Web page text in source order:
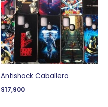
Antishock Caballero
$17,900